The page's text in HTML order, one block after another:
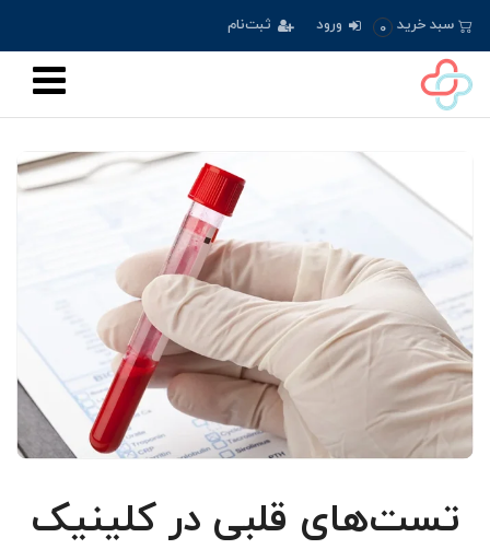
سبد خرید 0 ورود ثبت‌نام
تست‌های قلبی در کلینیک